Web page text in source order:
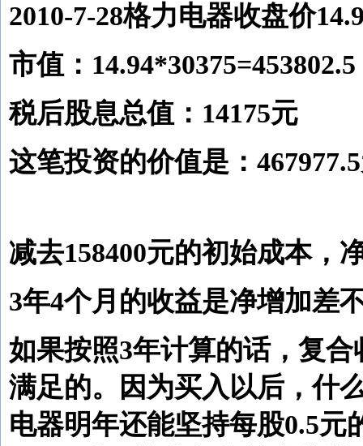
2010-7-28格力电器收盘价
市值：14.94*30375=453802.5
税后股息总值：14175元
这笔投资的价值是：
减去158400元的初始成本，
3年4个月的收益是净增加差
如果按照3年计算的话，复
满足的。因为买入以后，什
电器明年还能坚持每股0.5元